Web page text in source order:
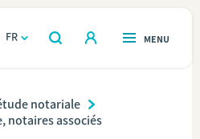
FR
OUVERT
RECHERCHER
OUVERT
MENU
UN NOTAIRE
notariale
notaires associés